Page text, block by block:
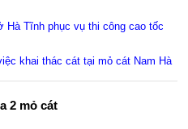
Hà Tĩnh phục vụ thi công cao tốc
khai thác cát tại mỏ cát Nam Hà
2 mỏ cát